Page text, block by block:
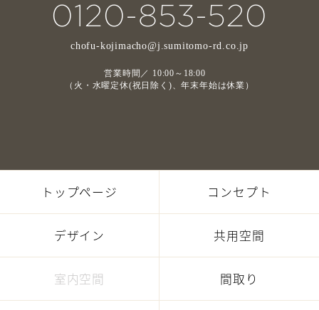
0120-853-520
chofu-kojimacho@j.sumitomo-rd.co.jp
営業時間／ 10:00～18:00
（火・水曜定休(祝日除く)、年末年始は休業）
トップページ コンセプト
デザイン 共用空間
室内空間 間取り